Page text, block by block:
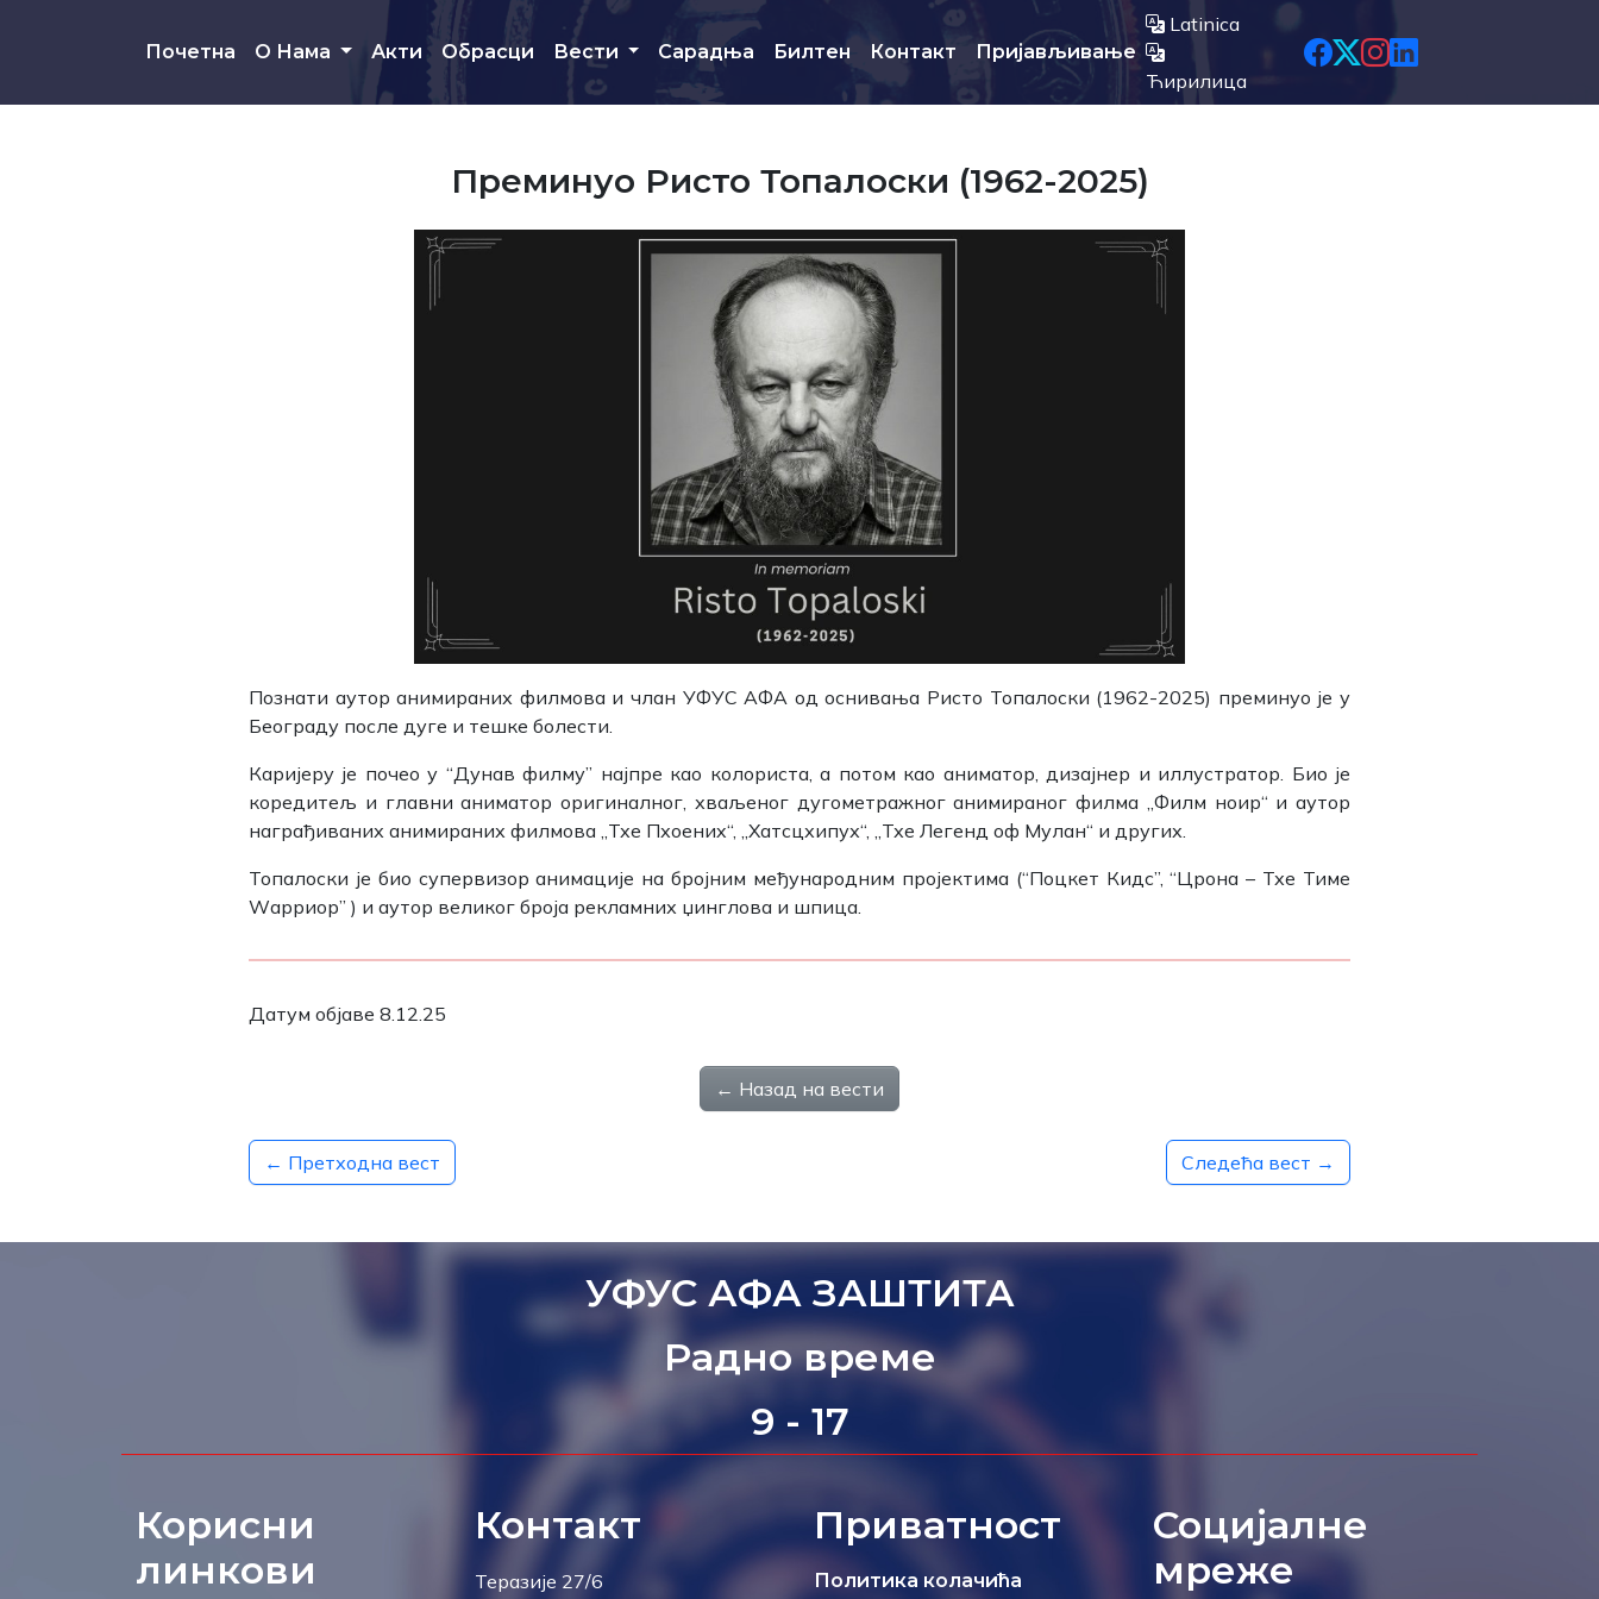
Почетна О Нама Акти Обрасци Вести Сарадња Билтен Контакт Пријављивање
Latinica
Ћирилица
Преминуо Ристо Топалоски (1962-2025)
Познати аутор анимираних филмова и члан УФУС АФА од оснивања Ристо Топалоски (1962-2025) преминуо је у
Београду после дуге и тешке болести.
Каријеру је почео у “Дунав филму” најпре као колориста, а потом као аниматор, дизајнер и иллустратор. Био је
коредитељ и главни аниматор оригиналног, хваљеног дугометражног анимираног филма „Филм ноир“ и аутор
награђиваних анимираних филмова „Тхе Пхоениx“, „Хатсцхипух“, „Тхе Легенд оф Мулан“ и других.
Топалоски је био супервизор анимације на бројним међународним пројектима (“Поцкет Кидс”, “Црона – Тхе Тиме
Wарриор” ) и аутор великог броја рекламних џинглова и шпица.
Датум објаве 8.12.25
← Назад на вести
← Претходна вест Следећа вест →
УФУС АФА ЗАШТИТА
Радно време
9 - 17
Корисни
линкови
Контакт
Теразије 27/6
Приватност
Политика колачића
Социјалне
мреже